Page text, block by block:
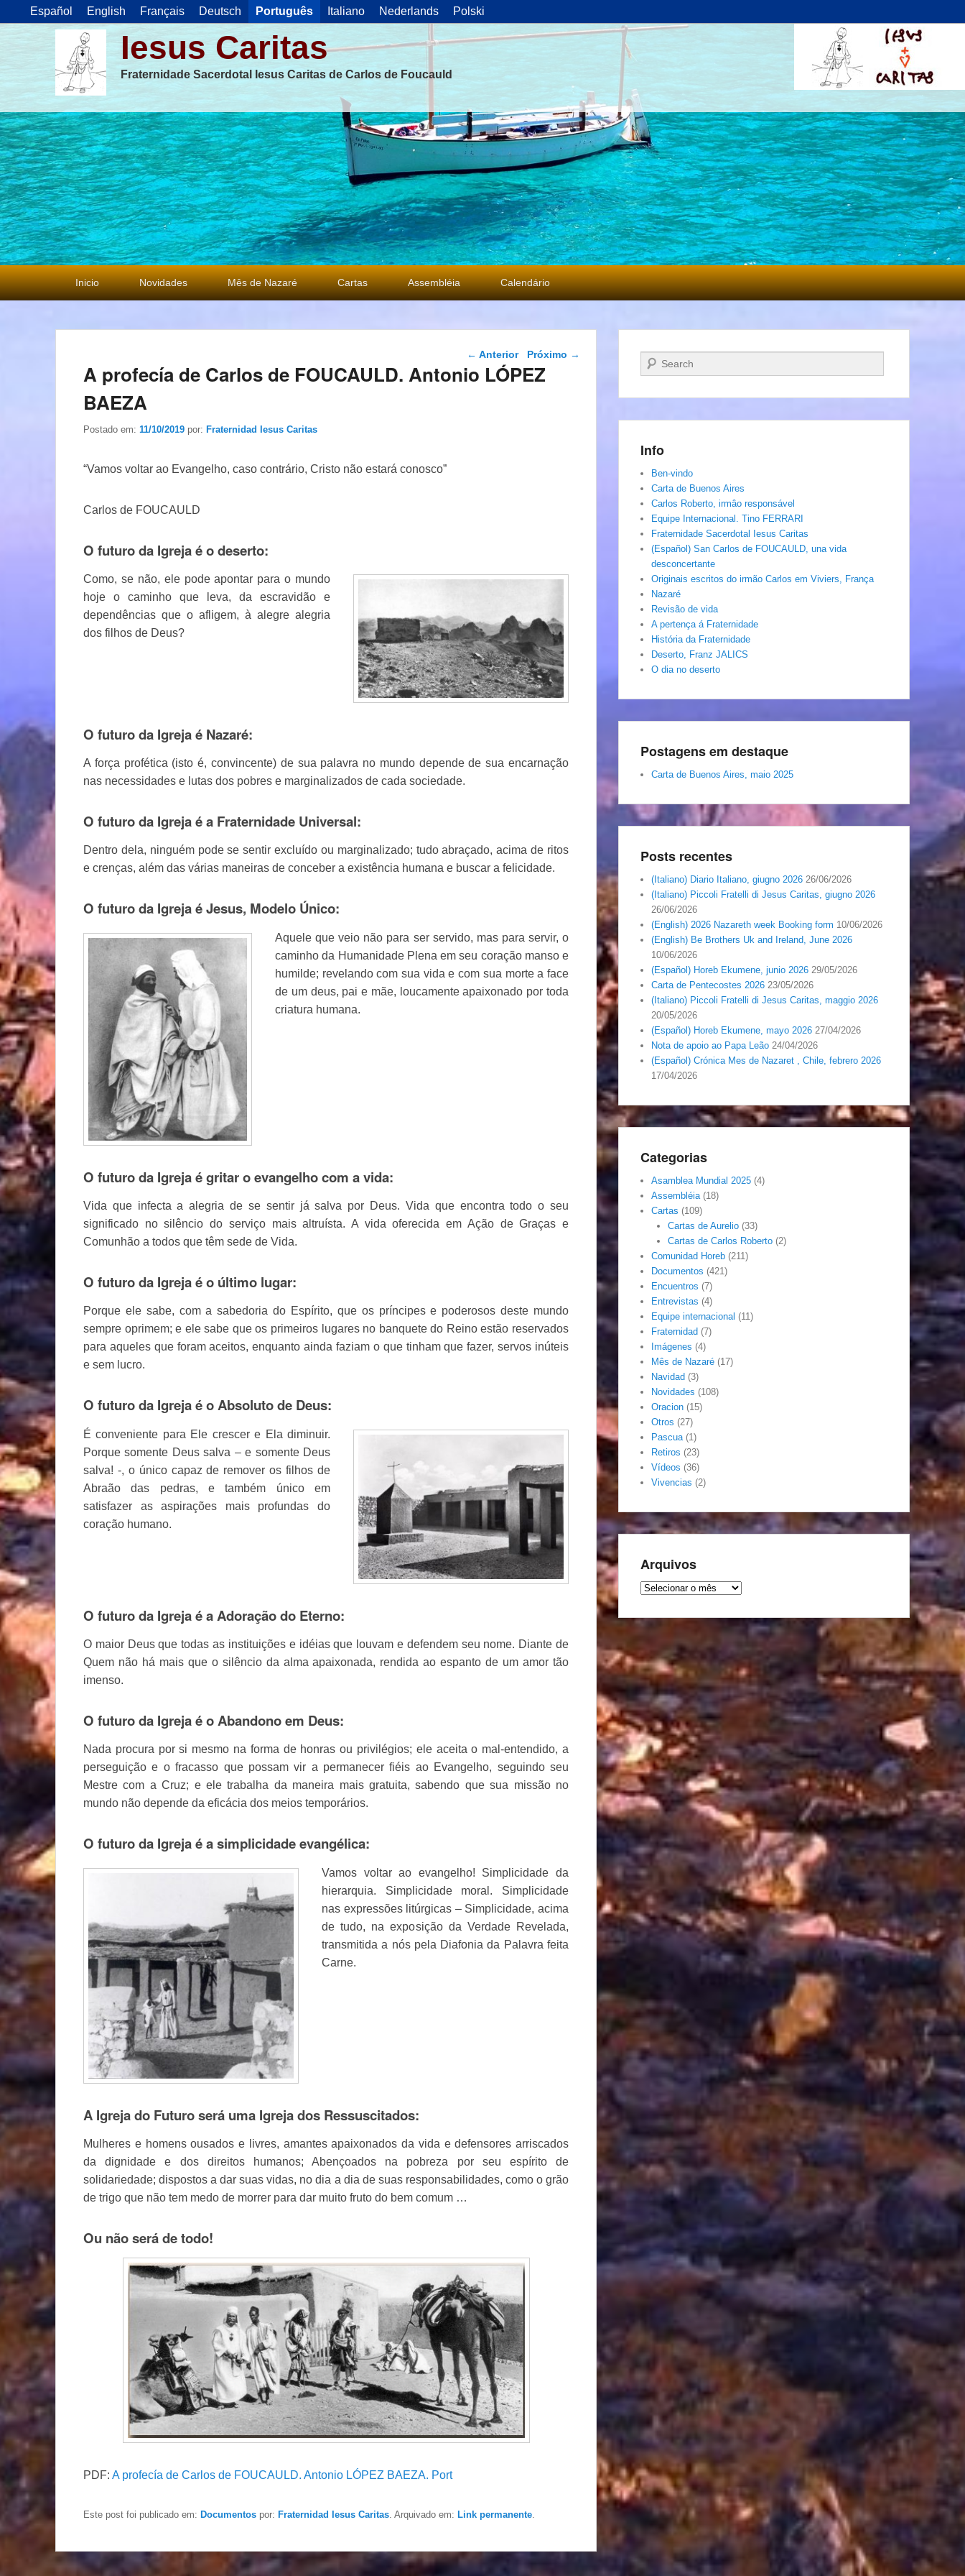
Español English Français Deutsch Português Italiano Nederlands Polski
Iesus Caritas
Fraternidade Sacerdotal Iesus Caritas de Carlos de Foucauld
Menu
principal
Inicio Novidades Mês de Nazaré Cartas Assembléia Calendário
Navegação das
postagens
← Anterior Próximo →
A profecía de Carlos de FOUCAULD. Antonio LÓPEZ
BAEZA
Postado em: 11/10/2019 por: Fraternidad Iesus Caritas
“Vamos voltar ao Evangelho, caso contrário, Cristo não estará conosco”
Carlos de FOUCAULD
O futuro da Igreja é o deserto:
Como, se não, ele pode apontar para o mundo
hoje o caminho que leva, da escravidão e
dependências que o afligem, à alegre alegria
dos filhos de Deus?
O futuro da Igreja é Nazaré:
A força profética (isto é, convincente) de sua palavra no mundo depende de sua encarnação
nas necessidades e lutas dos pobres e marginalizados de cada sociedade.
O futuro da Igreja é a Fraternidade Universal:
Dentro dela, ninguém pode se sentir excluído ou marginalizado; tudo abraçado, acima de ritos
e crenças, além das várias maneiras de conceber a existência humana e buscar a felicidade.
O futuro da Igreja é Jesus, Modelo Único:
Aquele que veio não para ser servido, mas para servir, o
caminho da Humanidade Plena em seu coração manso e
humilde; revelando com sua vida e com sua morte a face
de um deus, pai e mãe, loucamente apaixonado por toda
criatura humana.
O futuro da Igreja é gritar o evangelho com a vida:
Vida que infecta a alegria de se sentir já salva por Deus. Vida que encontra todo o seu
significado no silêncio do serviço mais altruísta. A vida oferecida em Ação de Graças e
Comunhão a todos que têm sede de Vida.
O futuro da Igreja é o último lugar:
Porque ele sabe, com a sabedoria do Espírito, que os príncipes e poderosos deste mundo
sempre oprimem; e ele sabe que os primeiros lugares no banquete do Reino estão reservados
para aqueles que foram aceitos, enquanto ainda faziam o que tinham que fazer, servos inúteis
e sem lucro.
O futuro da Igreja é o Absoluto de Deus:
É conveniente para Ele crescer e Ela diminuir.
Porque somente Deus salva – e somente Deus
salva! -, o único capaz de remover os filhos de
Abraão das pedras, e também único em
satisfazer as aspirações mais profundas do
coração humano.
O futuro da Igreja é a Adoração do Eterno:
O maior Deus que todas as instituições e idéias que louvam e defendem seu nome. Diante de
Quem não há mais que o silêncio da alma apaixonada, rendida ao espanto de um amor tão
imenso.
O futuro da Igreja é o Abandono em Deus:
Nada procura por si mesmo na forma de honras ou privilégios; ele aceita o mal-entendido, a
perseguição e o fracasso que possam vir a permanecer fiéis ao Evangelho, seguindo seu
Mestre com a Cruz; e ele trabalha da maneira mais gratuita, sabendo que sua missão no
mundo não depende da eficácia dos meios temporários.
O futuro da Igreja é a simplicidade evangélica:
Vamos voltar ao evangelho! Simplicidade da
hierarquia. Simplicidade moral. Simplicidade
nas expressões litúrgicas – Simplicidade, acima
de tudo, na exposição da Verdade Revelada,
transmitida a nós pela Diafonia da Palavra feita
Carne.
A Igreja do Futuro será uma Igreja dos Ressuscitados:
Mulheres e homens ousados e livres, amantes apaixonados da vida e defensores arriscados
da dignidade e dos direitos humanos; Abençoados na pobreza por seu espírito de
solidariedade; dispostos a dar suas vidas, no dia a dia de suas responsabilidades, como o grão
de trigo que não tem medo de morrer para dar muito fruto do bem comum …
Ou não será de todo!
PDF: A profecía de Carlos de FOUCAULD. Antonio LÓPEZ BAEZA. Port
Este post foi publicado em: Documentos por: Fraternidad Iesus Caritas. Arquivado em: Link permanente.
Pesquisar…
Info
Ben-vindo
Carta de Buenos Aires
Carlos Roberto, irmâo responsável
Equipe Internacional. Tino FERRARI
Fraternidade Sacerdotal Iesus Caritas
(Español) San Carlos de FOUCAULD, una vida
desconcertante
Originais escritos do irmão Carlos em Viviers, França
Nazaré
Revisão de vida
A pertença á Fraternidade
História da Fraternidade
Deserto, Franz JALICS
O dia no deserto
Postagens em destaque
Carta de Buenos Aires, maio 2025
Posts recentes
(Italiano) Diario Italiano, giugno 2026 26/06/2026
(Italiano) Piccoli Fratelli di Jesus Caritas, giugno 2026
26/06/2026
(English) 2026 Nazareth week Booking form 10/06/2026
(English) Be Brothers Uk and Ireland, June 2026
10/06/2026
(Español) Horeb Ekumene, junio 2026 29/05/2026
Carta de Pentecostes 2026 23/05/2026
(Italiano) Piccoli Fratelli di Jesus Caritas, maggio 2026
20/05/2026
(Español) Horeb Ekumene, mayo 2026 27/04/2026
Nota de apoio ao Papa Leão 24/04/2026
(Español) Crónica Mes de Nazaret , Chile, febrero 2026
17/04/2026
Categorias
Asamblea Mundial 2025 (4)
Assembléia(18)
Cartas (109)
Cartas de Aurelio(33)
Cartas de Carlos Roberto(2)
Comunidad Horeb (211)
Documentos (421)
Encuentros (7)
Entrevistas (4)
Equipe internacional (11)
Fraternidad (7)
Imágenes (4)
Mês de Nazaré (17)
Navidad (3)
Novidades (108)
Oracion (15)
Otros (27)
Pascua(1)
Retiros (23)
Vídeos (36)
Vivencias (2)
Arquivos
Arquivos